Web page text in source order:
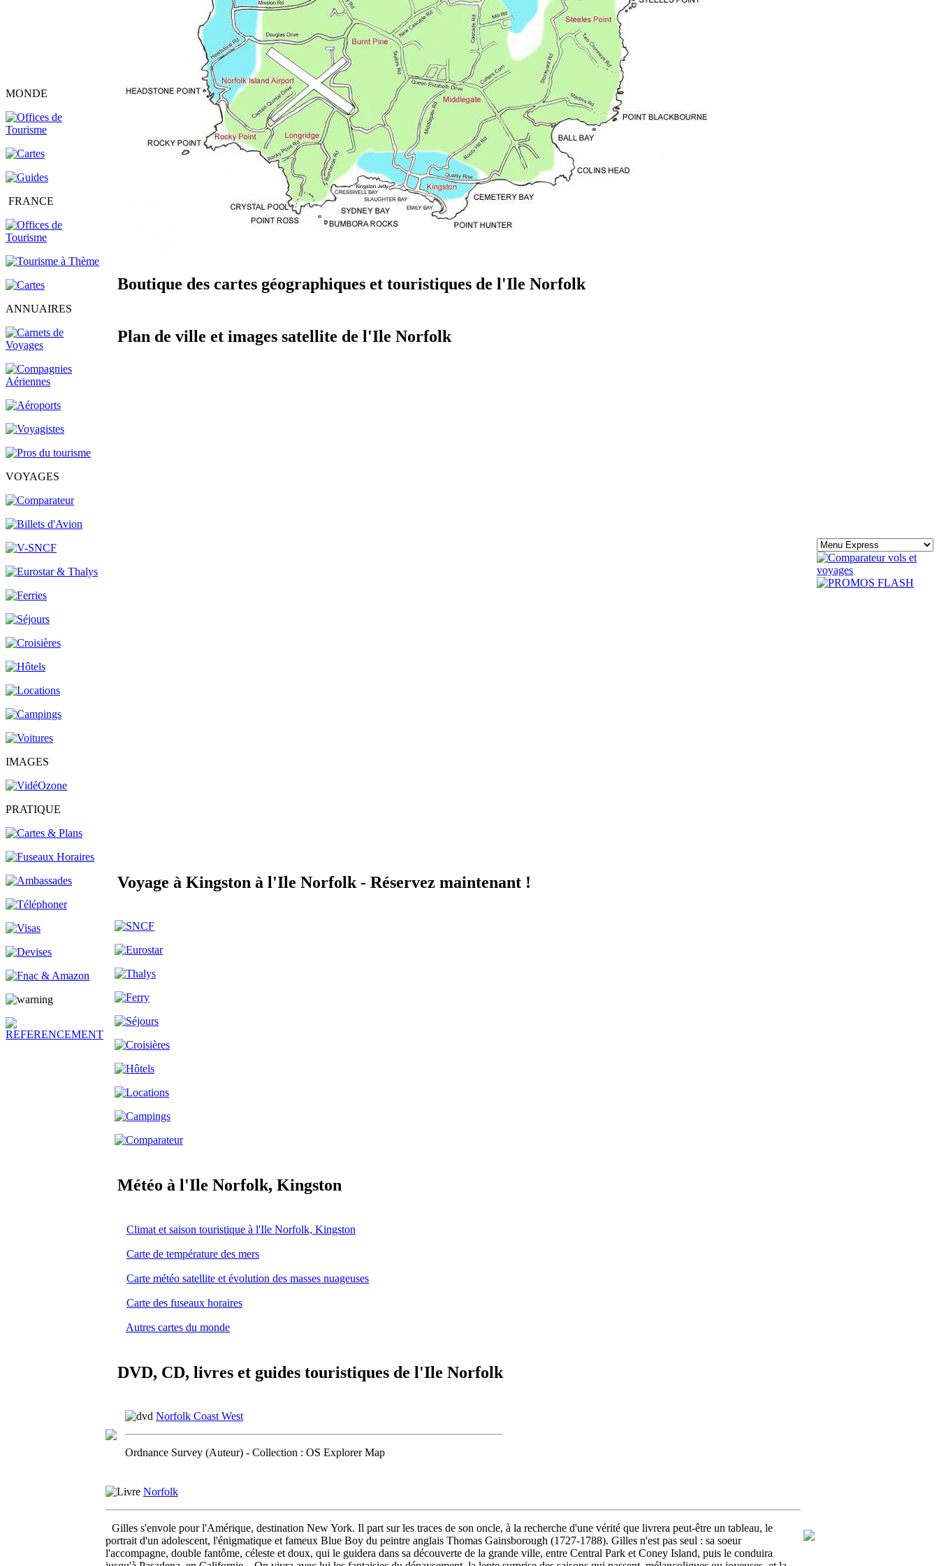
MONDE
FRANCE
ANNUAIRES
VOYAGES
IMAGES
PRATIQUE
Boutique des cartes géographiques et touristiques de l'Ile Norfolk
Plan de ville et images satellite de l'Ile Norfolk
Voyage à Kingston à l'Ile Norfolk - Réservez maintenant !
Météo à l'Ile Norfolk, Kingston
Climat et saison touristique à l'Ile Norfolk, Kingston
Carte de température des mers
Carte météo satellite et évolution des masses nuageuses
Carte des fuseaux horaires
Autres cartes du monde
DVD, CD, livres et guides touristiques de l'Ile Norfolk
Norfolk Coast West
Ordnance Survey (Auteur) - Collection : OS Explorer Map
Norfolk
Gilles s'envole pour l'Amérique, destination New York. Il part sur les traces de son oncle, à la recherche d'une vérité que livrera peut-être un tableau, le
portrait d'un adolescent, l'énigmatique et fameux Blue Boy du peintre anglais Thomas Gainsborough (1727-1788). Gilles n'est pas seul : sa soeur
l'accompagne, double fantôme, céleste et doux, qui le guidera dans sa découverte de la grande ville, entre Central Park et Coney Island, puis le conduira